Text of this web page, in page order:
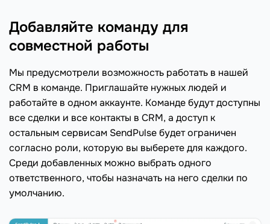
Добавляйте команду для
совместной работы
Мы предусмотрели возможность работать в нашей
CRM в команде. Приглашайте нужных людей и
работайте в одном аккаунте. Команде будут доступны
все сделки и все контакты в CRM, а доступ к
остальным сервисам SendPulse будет ограничен
согласно роли, которую вы выберете для каждого.
Среди добавленных можно выбрать одного
ответственного, чтобы назначать на него сделки по
умолчанию.